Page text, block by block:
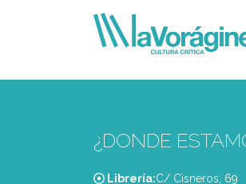
¿DONDE
Librería:C/ Cisneros, 69